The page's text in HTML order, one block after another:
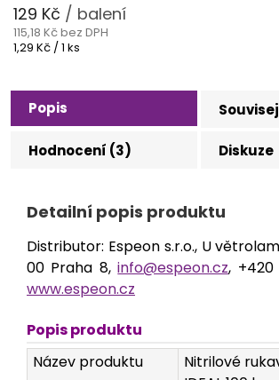
129 Kč / balení
115,18 Kč bez DPH
Měrná
1,29 Kč / 1 ks
Popis
Hodnocení (3) Diskuze
Detailní popis produktu
Distributor: Espeon s.r.o., U
00 Praha 8,info@espeon.cz, +420
www.espeon.cz
Popis produktu
Název produktu
Nitrilové